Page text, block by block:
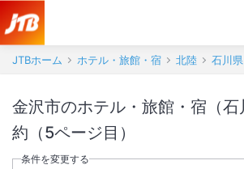
JTBホーム ホテル・旅館・宿 北陸 石川県
金沢市のホテル・旅館・宿（石川県）
約（5ページ目）
条件を変更する